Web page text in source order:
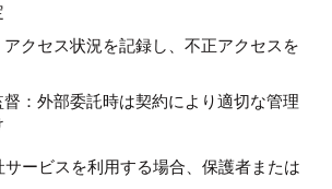
アクセス状況を記録し、不正アクセスを
：外部委託時は契約により適切な管理
ービスを利用する場合、保護者または